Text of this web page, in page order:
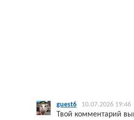
guest6 10.07.2026 19:46
Твой комментарий